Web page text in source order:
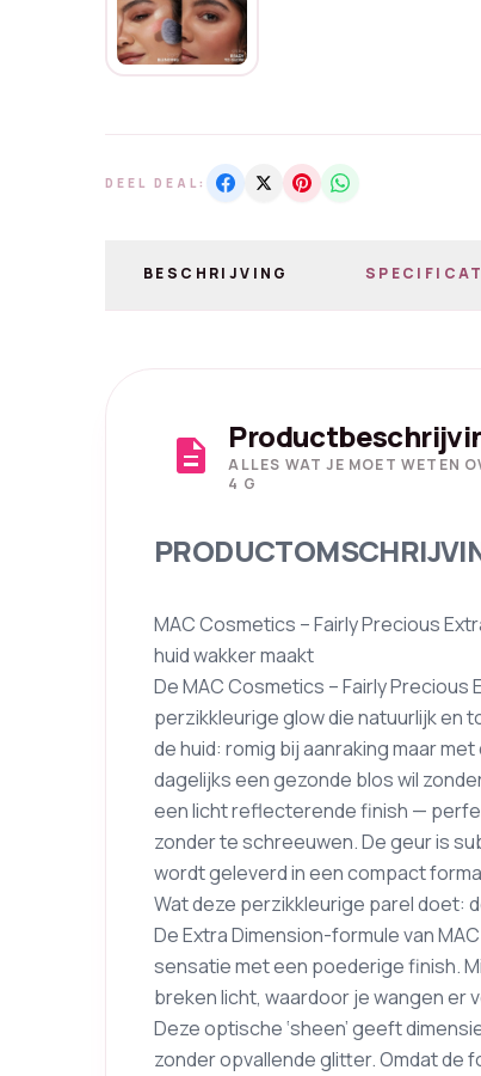
DEEL DEAL:
BESCHRIJVING
description
ALLES WAT JE MOET WETEN
4 G
MAC Cosmetics – Fairly Precious
huid wakker maakt
De MAC Cosmetics – Fairly
perzikkleurige glow die natuurlijk en
de huid: romig bij aanraking maar
dagelijks een gezonde blos wil
een licht reflecterende finish —
zonder te schreeuwen. De geur is
wordt geleverd in een compact
Wat deze perzikkleurige parel doet:
De Extra Dimension-formule van
sensatie met een poederige finish.
breken licht, waardoor je wangen er
Deze optische ‘sheen’ geeft
zonder opvallende glitter. Omdat de